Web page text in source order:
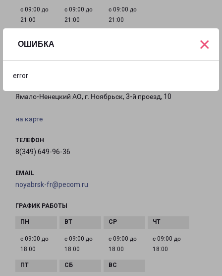
ОШИБКА
error
×
с 09:00 до
21:00
с 09:00 до
21:00
с 09:00 до
21:00
Филиалы в Ноябрьске
Ямало-Ненецкий АО, г. Ноябрьск, 3-й проезд, 10
на карте
ТЕЛЕФОН
8(349) 649-96-36
EMAIL
noyabrsk-fr@pecom.ru
ГРАФИК РАБОТЫ
с 09:00 до
18:00
с 09:00 до
18:00
с 09:00 до
18:00
с 09:00 до
18:00